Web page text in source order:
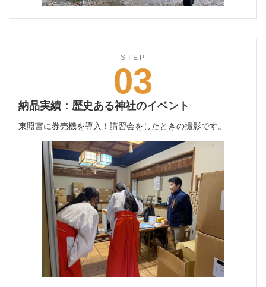
STEP
03
納品実績：歴史ある神社のイベント
東照宮に券売機を導入！講習会をしたときの撮影です。